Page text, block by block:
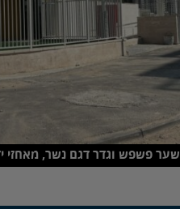
שער פשפש וגדר דגם נשר, מאחזי